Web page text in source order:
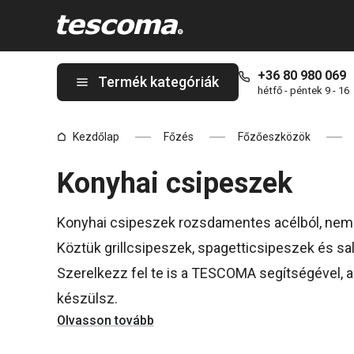
Termék kategóriák +36 80 980 069
hétfő - péntek 9 - 16
Kezdőlap Főzés Főzőeszközök
Konyhai csipeszek
Konyhai csipeszek rozsdamentes acélból,
Köztük grillcsipeszek, spagetticsipeszek és
Szerelkezz fel te is a TESCOMA segítségével,
készülsz.
Olvasson tovább